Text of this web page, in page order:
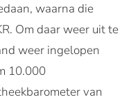
waarna die
Om daar weer uit te
weer ingelopen
10.000
van